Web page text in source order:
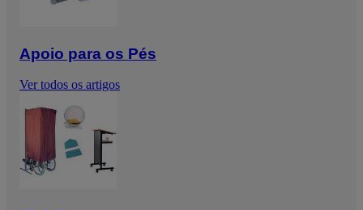
Apoio para os Pés
Ver todos os artigos